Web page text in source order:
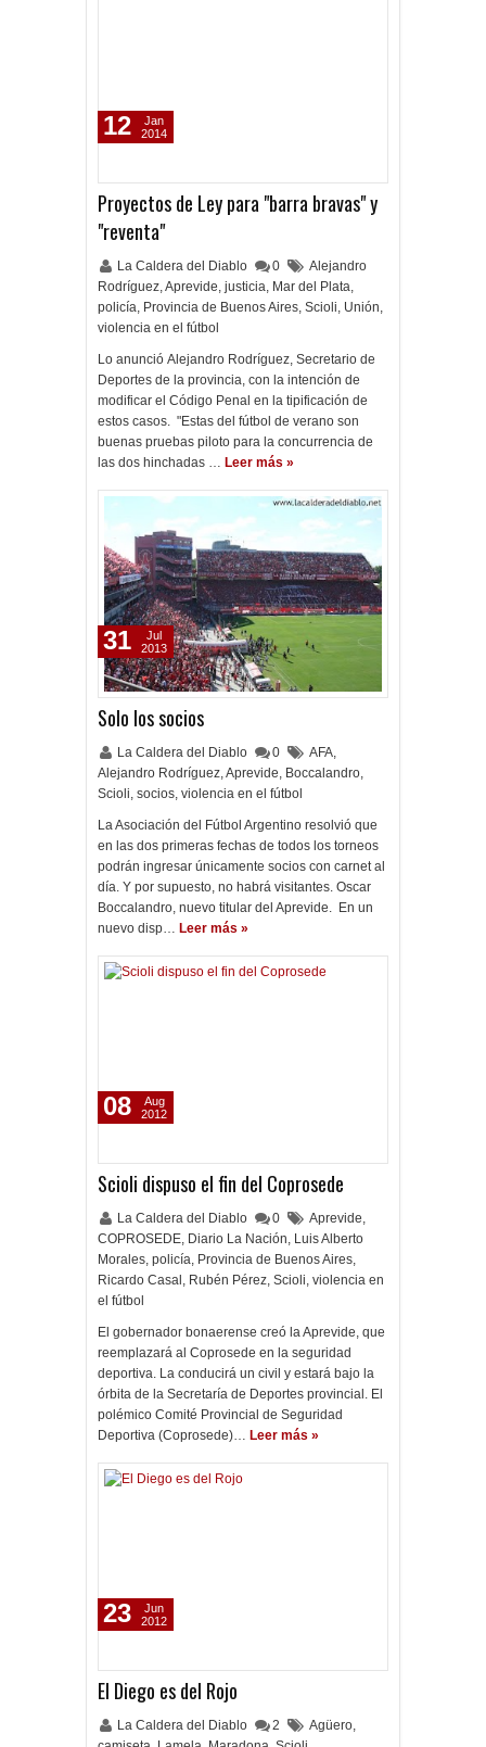
Proyectos de Ley para "barra bravas" y
"reventa"
La Caldera del Diablo 0
Alejandro
Rodríguez,Aprevide, justicia, Mar del Plata,
policía, Provincia de Buenos Aires, Scioli, Unión,
violencia en el fútbol
Lo anunció Alejandro Rodríguez, Secretario de
Deportes de la provincia, con la intención de
modificar el Código Penal en la tipificación de
estos casos. "Estas del fútbol de verano son
buenas pruebas piloto para la concurrencia de
las dos hinchadas … Leer más »
12
Jan
2014
Solo los socios
La Caldera del Diablo 0 AFA,
Alejandro Rodríguez,Aprevide, Boccalandro,
Scioli, socios, violencia en el fútbol
La Asociación del Fútbol Argentino resolvió que
en las dos primeras fechas de todos los torneos
podrán ingresar únicamente socios con carnet al
día. Y por supuesto, no habrá visitantes. Oscar
Boccalandro, nuevo titular del Aprevide. En un
nuevo disp… Leer más »
31
Jul
2013
Scioli dispuso el fin del Coprosede
La Caldera del Diablo 0 Aprevide,
COPROSEDE, Diario La Nación, Luis Alberto
Morales, policía, Provincia de Buenos Aires,
Ricardo Casal , Rubén Pérez, Scioli, violencia en
el fútbol
El gobernador bonaerense creó la Aprevide, que
reemplazará al Coprosede en la seguridad
deportiva. La conducirá un civil y estará bajo la
órbita de la Secretaría de Deportes provincial. El
polémico Comité Provincial de Seguridad
Deportiva (Coprosede)… Leer más »
08
Aug
2012
El Diego es del Rojo
La Caldera del Diablo 2 Agüero,
23
Jun
2012